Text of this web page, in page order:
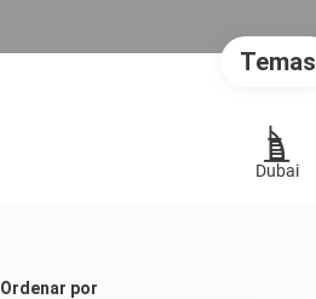
Temas
Dubai
Ordenar por